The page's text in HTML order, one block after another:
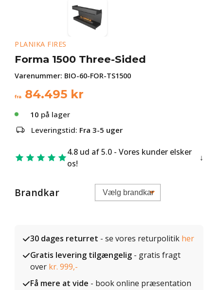
PLANIKA FIRES
Forma 1500 Three-Sided
Varenummer: BIO-60-FOR-TS1500
fra 84.495 kr
10 på lager
Leveringstid: Fra 3-5 uger
4.8 ud af 5.0 - Vores kunder elsker
os!
Brandkar
30 dages returret - se vores returpolitik her
Gratis levering tilgængelig - gratis fragt
over kr. 999,-
Få mere at vide - book online præsentation